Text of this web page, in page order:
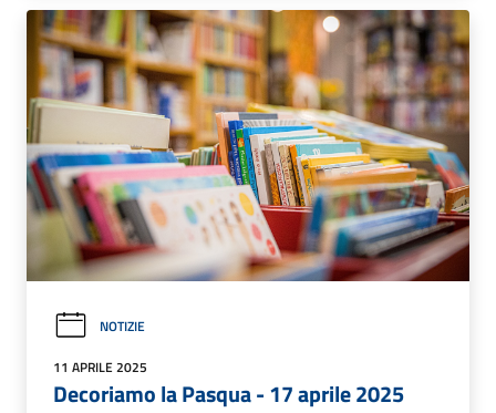
NOTIZIE
11 APRILE 2025
Decoriamo la Pasqua - 17 aprile 2025